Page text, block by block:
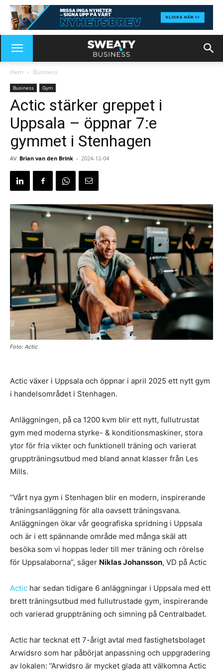
Hem Business
Business Gym
Actic stärker greppet i
Uppsala – öppnar 7:e
gymmet i Stenhagen
AV Brian van den Brink - 2024-12-04
Foto: Actic
Actic växer i Uppsala och öppnar i april 2025 ett nytt gym
i handelsområdet i Stenhagen.
Anläggningen, på ca 1200 kvm blir ett nytt, fullutrustat
gym med moderna styrke- & konditionsmaskiner, stora
ytor för fria vikter och funktionell träning och varierat
gruppträningsutbud med bland annat klasser från Les
Mills.
’’Vårt nya gym i Stenhagen blir en modern, inspirerande
träningsanläggning för alla oavsett träningsvana.
Anläggningen ökar vår geografiska spridning i Uppsala
och är i ett spännande område med många skäl att
besöka som vi hoppas leder till mer träning och rörelse
för Uppsalaborna’’, säger Niklas Johansson, VD på Actic
Actic har sedan tidigare 6 anläggningar i Uppsala med ett
brett träningsutbud med fullutrustade gym, inspirerande
och varierad gruppträning och simning på Centralbadet.
Actic har tecknat ett 7-årigt avtal med fastighetsbolaget
Arwidsro som har påbörjat anpassning och uppgradering
av lokalen: ’’Arwidsro är mycket glada att välkomna Actic